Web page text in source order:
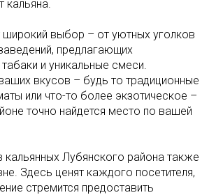
кальяна.
выбор – от уютных уголков
предлагающих
и уникальные смеси.
вкусов – будь то традиционные
или что-то более экзотическое –
точно найдется место по вашей
Лубянского района также
Здесь ценят каждого посетителя,
стремится предоставить